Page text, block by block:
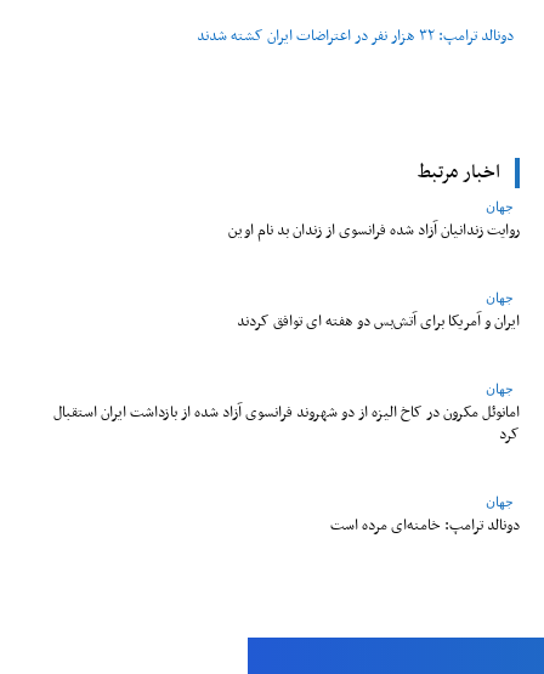
دونالد ترامپ: ۳۲ هزار نفر در اعتراضات ایران کشته شدند
اخبار مرتبط
جهان
روایت زندانیان آزاد شده فرانسوی از زندان ‌بد نام اوین
جهان
ایران و آمریکا برای آتش‌بس دو هفته‌ ای توافق کردند
جهان
امانوئل مکرون در کاخ الیزه از دو شهروند فرانسوی آزاد شده از بازداشت ایران استقبال
کرد
جهان
دونالد ترامپ: خامنه‌ای مرده است